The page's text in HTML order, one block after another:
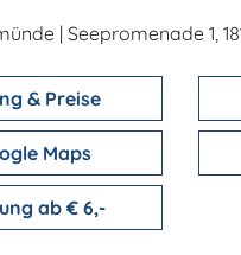
| Seepromenade 1,
& Preise
Maps
ab € 6,-